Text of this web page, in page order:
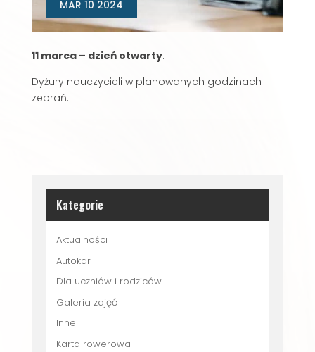
MAR 10 2024
11 marca – dzień otwarty.
Dyżury nauczycieli w planowanych godzinach
zebrań.
Kategorie
Aktualności
Autokar
Dla uczniów i rodziców
Galeria zdjęć
Inne
Karta rowerowa